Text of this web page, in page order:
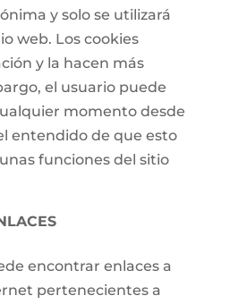
y solo se utilizará
web. Los cookies
y la hacen más
el usuario puede
momento desde
entendido de que esto
funciones del sitio
encontrar enlaces a
pertenecientes a